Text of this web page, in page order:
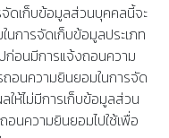
ดเก็บข้อมูลส่วนบุคคลนี้จะ
การจัดเก็บข้อมูลประเภท
ก่อนมีการแจ้งถอนความ
อนความยินยอมในการจัด
ให้ไม่มีการเก็บข้อมูลส่วน
นความยินยอมไปใช้เพื่อ